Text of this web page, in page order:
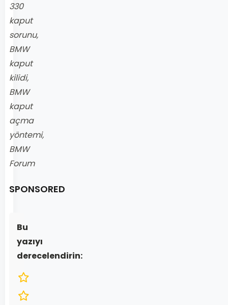
330
kaput
sorunu,
BMW
kaput
kilidi,
BMW
kaput
açma
yöntemi,
BMW
Forum
SPONSORED
Bu
yazıyı
derecelendirin: